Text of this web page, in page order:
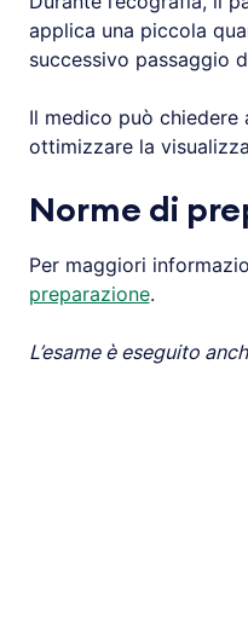
applica una piccola
successivo passaggio
Il medico può
ottimizzare la
Norme di
Per maggiori
preparazione.
L’esame è eseguito